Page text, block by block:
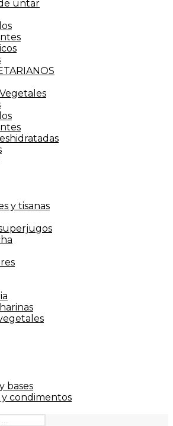
untar
y tisanas
bases
y condimentos